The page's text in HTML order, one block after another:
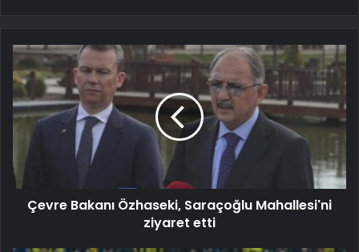
Çevre Bakanı Özhaseki, Saraçoğlu Mahallesi'ni
ziyaret etti